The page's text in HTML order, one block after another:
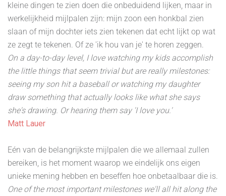
kleine dingen te zien doen die onbeduidend lijken, maar in
werkelijkheid mijlpalen zijn: mijn zoon een honkbal zien
slaan of mijn dochter iets zien tekenen dat echt lijkt op wat
ze zegt te tekenen. Of ze 'ik hou van je' te horen zeggen.
On a day-to-day level, I love watching my kids accomplish
the little things that seem trivial but are really milestones:
seeing my son hit a baseball or watching my daughter
draw something that actually looks like what she says
she's drawing. Or hearing them say 'I love you.'
Matt Lauer
Eén van de belangrijkste mijlpalen die we allemaal zullen
bereiken, is het moment waarop we eindelijk ons eigen
unieke mening hebben en beseffen hoe onbetaalbaar die is.
One of the most important milestones we'll all hit along the